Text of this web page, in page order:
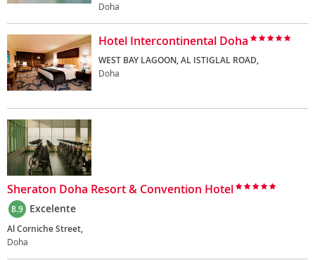
Doha
Hotel Intercontinental Doha
WEST BAY LAGOON, AL ISTIGLAL ROAD,
Doha
Sheraton Doha Resort & Convention Hotel
8.9 Excelente
Al Corniche Street,
Doha